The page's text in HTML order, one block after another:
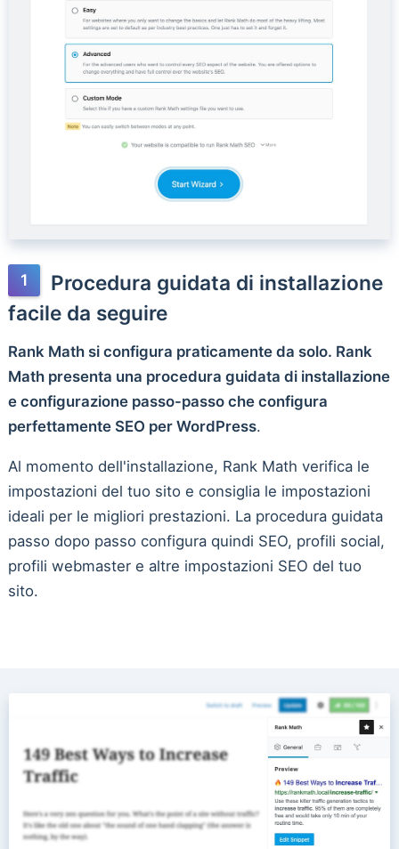
Procedura guidata di installazione
facile da seguire
Rank Math si configura praticamente da solo. Rank
Math presenta una procedura guidata di installazione
e configurazione passo-passo che configura
perfettamente SEO per WordPress.
Al momento dell'installazione, Rank Math verifica le
impostazioni del tuo sito e consiglia le impostazioni
ideali per le migliori prestazioni. La procedura guidata
passo dopo passo configura quindi SEO, profili social,
profili webmaster e altre impostazioni SEO del tuo
sito.